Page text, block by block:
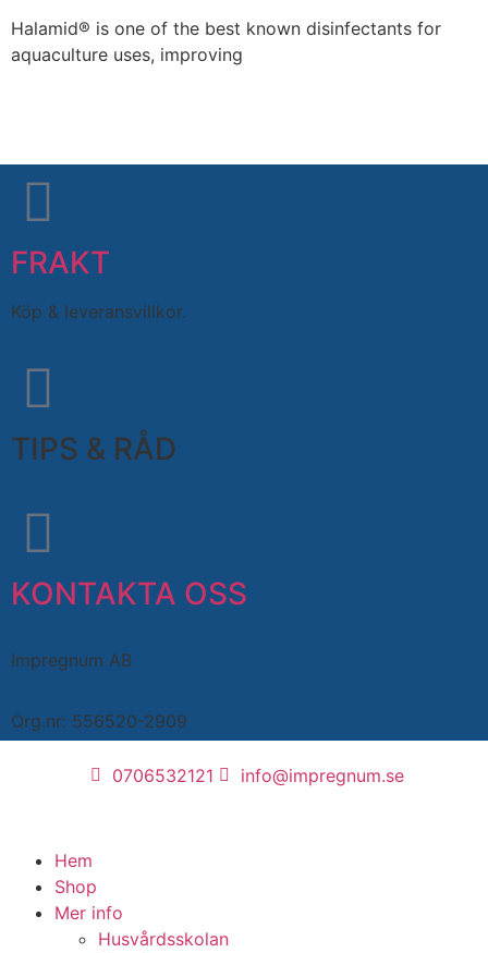
Halamid® is one of the best known disinfectants for
aquaculture uses, improving
FRAKT
Köp & leveransvillkor.
TIPS & RÅD
KONTAKTA OSS
Impregnum AB
Org.nr: 556520-2909
0706532121 info@impregnum.se
Hem
Shop
Mer info
Husvårdsskolan